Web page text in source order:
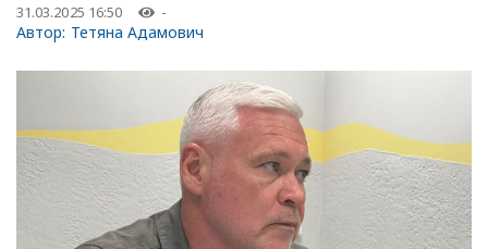
31.03.2025 16:50 -
Автор: Тетяна Адамович